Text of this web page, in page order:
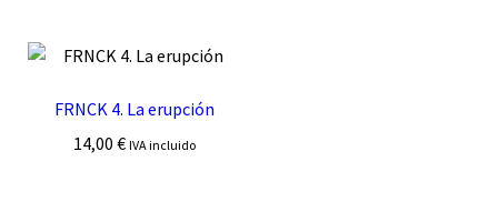
FRNCK 4. La erupción
14,00€ IVA incluido